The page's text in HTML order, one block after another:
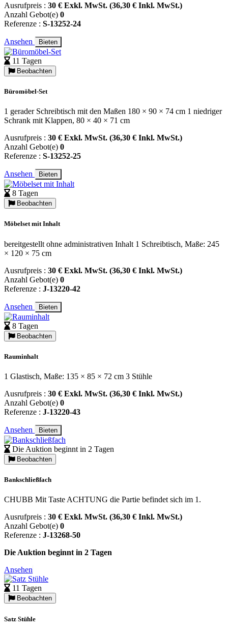
Ausrufpreis : 30 € Exkl. MwSt. (36,30 € Inkl. MwSt.)
Anzahl Gebot(e) 0
Referenze : S-13252-24
Ansehen Bieten
11 Tagen
Beobachten
Büromöbel-Set
1 gerader Schreibtisch mit den Maßen 180 × 90 × 74 cm 1 niedriger
Schrank mit Klappen, 80 × 40 × 71 cm
Ausrufpreis : 30 € Exkl. MwSt. (36,30 € Inkl. MwSt.)
Anzahl Gebot(e) 0
Referenze : S-13252-25
Ansehen Bieten
8 Tagen
Beobachten
Möbelset mit Inhalt
bereitgestellt ohne administrativen Inhalt 1 Schreibtisch, Maße: 245
× 120 × 75 cm
Ausrufpreis : 30 € Exkl. MwSt. (36,30 € Inkl. MwSt.)
Anzahl Gebot(e) 0
Referenze : J-13220-42
Ansehen Bieten
8 Tagen
Beobachten
Rauminhalt
1 Glastisch, Maße: 135 × 85 × 72 cm 3 Stühle
Ausrufpreis : 30 € Exkl. MwSt. (36,30 € Inkl. MwSt.)
Anzahl Gebot(e) 0
Referenze : J-13220-43
Ansehen Bieten
Die Auktion beginnt in 2 Tagen
Beobachten
Bankschließfach
CHUBB Mit Taste ACHTUNG die Partie befindet sich im 1.
Ausrufpreis : 30 € Exkl. MwSt. (36,30 € Inkl. MwSt.)
Anzahl Gebot(e) 0
Referenze : J-13268-50
Die Auktion beginnt in 2 Tagen
Ansehen
11 Tagen
Beobachten
Satz Stühle